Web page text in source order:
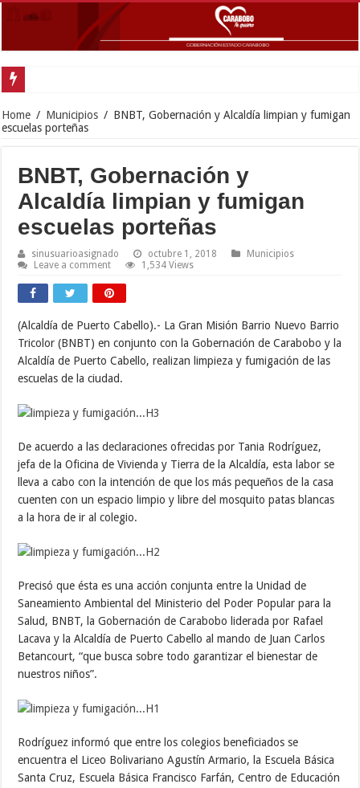
Home / Municipios / BNBT, Gobernación y Alcaldía limpian y fumigan
escuelas porteñas
BNBT, Gobernación y
Alcaldía limpian y fumigan
escuelas porteñas
sinusuarioasignado octubre 1, 2018
Municipios
Leave a comment
1,534 Views
(Alcaldía de Puerto Cabello).- La Gran Misión Barrio Nuevo Barrio
Tricolor (BNBT) en conjunto con la Gobernación de Carabobo y la
Alcaldía de Puerto Cabello, realizan limpieza y fumigación de las
escuelas de la ciudad.
De acuerdo a las declaraciones ofrecidas por Tania Rodríguez,
jefa de la Oficina de Vivienda y Tierra de la Alcaldía, esta labor se
lleva a cabo con la intención de que los más pequeños de la casa
cuenten con un espacio limpio y libre del mosquito patas blancas
a la hora de ir al colegio.
Precisó que ésta es una acción conjunta entre la Unidad de
Saneamiento Ambiental del Ministerio del Poder Popular para la
Salud, BNBT, la Gobernación de Carabobo liderada por Rafael
Lacava y la Alcaldía de Puerto Cabello al mando de Juan Carlos
Betancourt, “que busca sobre todo garantizar el bienestar de
nuestros niños”.
Rodríguez informó que entre los colegios beneficiados se
encuentra el Liceo Bolivariano Agustín Armario, la Escuela Básica
Santa Cruz, Escuela Básica Francisco Farfán, Centro de Educación